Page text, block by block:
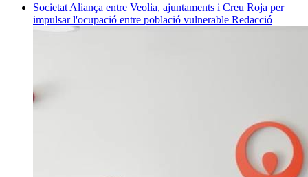
Societat Aliança entre Veolia, ajuntaments i Creu Roja per
impulsar l'ocupació entre població vulnerable Redacció